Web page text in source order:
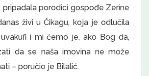
pripadala porodici gospođe Zerine
živi u Čikagu, koja je odlučila
i mi ćemo je, ako Bog da,
da se naša imovina ne može
– poručio je Bilalić.